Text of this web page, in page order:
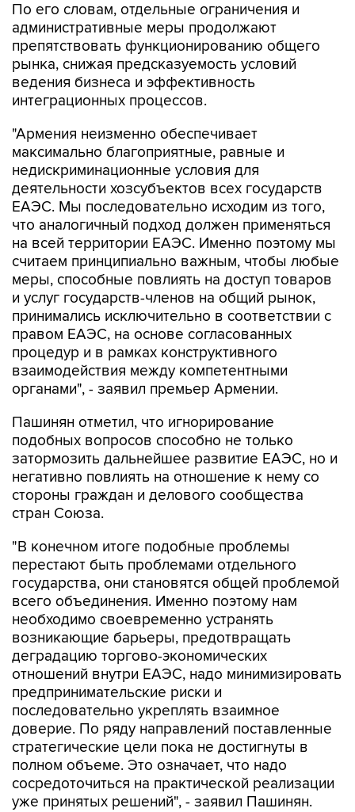
По его словам, отдельные ограничения и
административные меры продолжают
препятствовать функционированию общего
рынка, снижая предсказуемость условий
ведения бизнеса и эффективность
интеграционных процессов.
"Армения неизменно обеспечивает
максимально благоприятные, равные и
недискриминационные условия для
деятельности хозсубъектов всех государств
ЕАЭС. Мы последовательно исходим из того,
что аналогичный подход должен применяться
на всей территории ЕАЭС. Именно поэтому мы
считаем принципиально важным, чтобы любые
меры, способные повлиять на доступ товаров
и услуг государств-членов на общий рынок,
принимались исключительно в соответствии с
правом ЕАЭС, на основе согласованных
процедур и в рамках конструктивного
взаимодействия между компетентными
органами", - заявил премьер Армении.
Пашинян отметил, что игнорирование
подобных вопросов способно не только
затормозить дальнейшее развитие ЕАЭС, но и
негативно повлиять на отношение к нему со
стороны граждан и делового сообщества
стран Союза.
"В конечном итоге подобные проблемы
перестают быть проблемами отдельного
государства, они становятся общей проблемой
всего объединения. Именно поэтому нам
необходимо своевременно устранять
возникающие барьеры, предотвращать
деградацию торгово-экономических
отношений внутри ЕАЭС, надо минимизировать
предпринимательские риски и
последовательно укреплять взаимное
доверие. По ряду направлений поставленные
стратегические цели пока не достигнуты в
полном объеме. Это означает, что надо
сосредоточиться на практической реализации
уже принятых решений", - заявил Пашинян.